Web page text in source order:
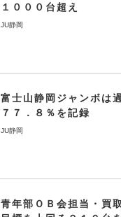
１０００台超え
JU静岡
富士山静岡ジャンボは
７７．８％を記録
JU静岡
青年部ＯＢ会担当・買